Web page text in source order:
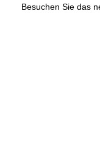
Besuchen Sie das